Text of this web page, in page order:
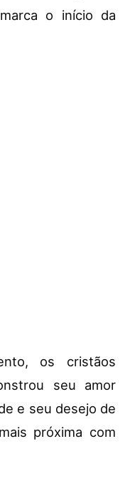
o início da
os cristãos
seu amor
e seu desejo de
próxima com